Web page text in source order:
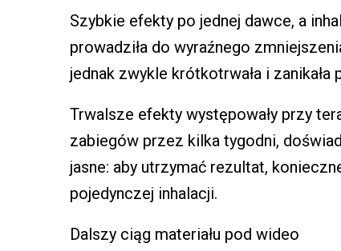
Szybkie efekty po jednej dawce, a
prowadziła do wyraźnego
jednak zwykle krótkotrwała i zanikała
Trwalsze efekty występowały przy
zabiegów przez kilka tygodni,
jasne: aby utrzymać rezultat,
pojedynczej inhalacji.
Dalszy ciąg materiału pod wideo